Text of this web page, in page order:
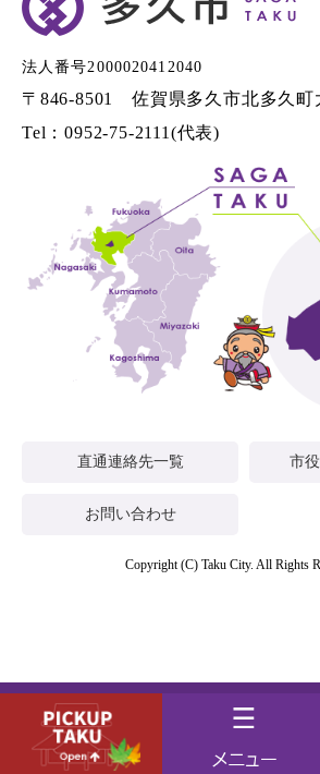
Pickup
法人番号2000020412040
〒846-8501 佐賀県多久市北多久町
Tel：0952-75-2111(代表)
直通連絡先一覧 市
お問い合わせ
Copyright (C) Taku City. All Rights